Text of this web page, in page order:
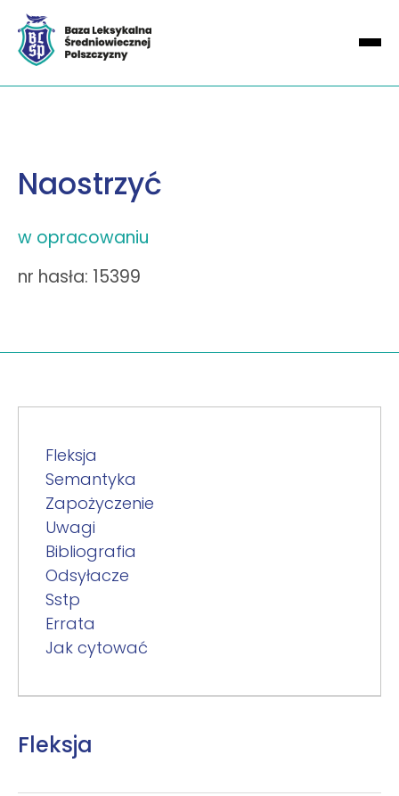
Naostrzyć
w opracowaniu
nr hasła: 15399
Fleksja
Semantyka
Zapożyczenie
Uwagi
Bibliografia
Odsyłacze
Sstp
Errata
Jak cytować
Fleksja